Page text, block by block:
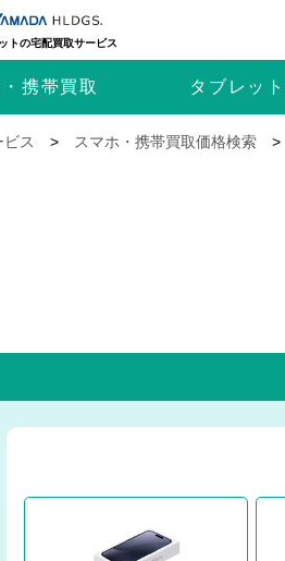
トの宅配買取サービス
携帯買取 タブレット
ス > スマホ・携帯買取価格検索 >